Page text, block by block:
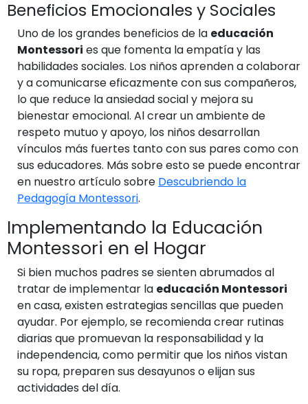
Beneficios Emocionales y Sociales
Uno de los grandes beneficios de la educación
Montessori es que fomenta la empatía y las
habilidades sociales. Los niños aprenden a colaborar
y a comunicarse eficazmente con sus compañeros,
lo que reduce la ansiedad social y mejora su
bienestar emocional. Al crear un ambiente de
respeto mutuo y apoyo, los niños desarrollan
vínculos más fuertes tanto con sus pares como con
sus educadores. Más sobre esto se puede encontrar
en nuestro artículo sobre Descubriendo la
Pedagogía Montessori.
Implementando la Educación
Montessori en el Hogar
Si bien muchos padres se sienten abrumados al
tratar de implementar la educación Montessori
en casa, existen estrategias sencillas que pueden
ayudar. Por ejemplo, se recomienda crear rutinas
diarias que promuevan la responsabilidad y la
independencia, como permitir que los niños vistan
su ropa, preparen sus desayunos o elijan sus
actividades del día.